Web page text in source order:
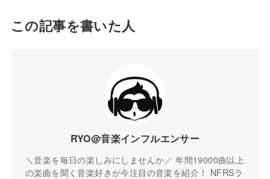
この記事を書いた人
RYO@音楽インフルエンサー
＼音楽を毎日の楽しみにしませんか／ 年間19000曲以上
の楽曲を聞く音楽好きが今注目の音楽を紹介！ NFRSラ